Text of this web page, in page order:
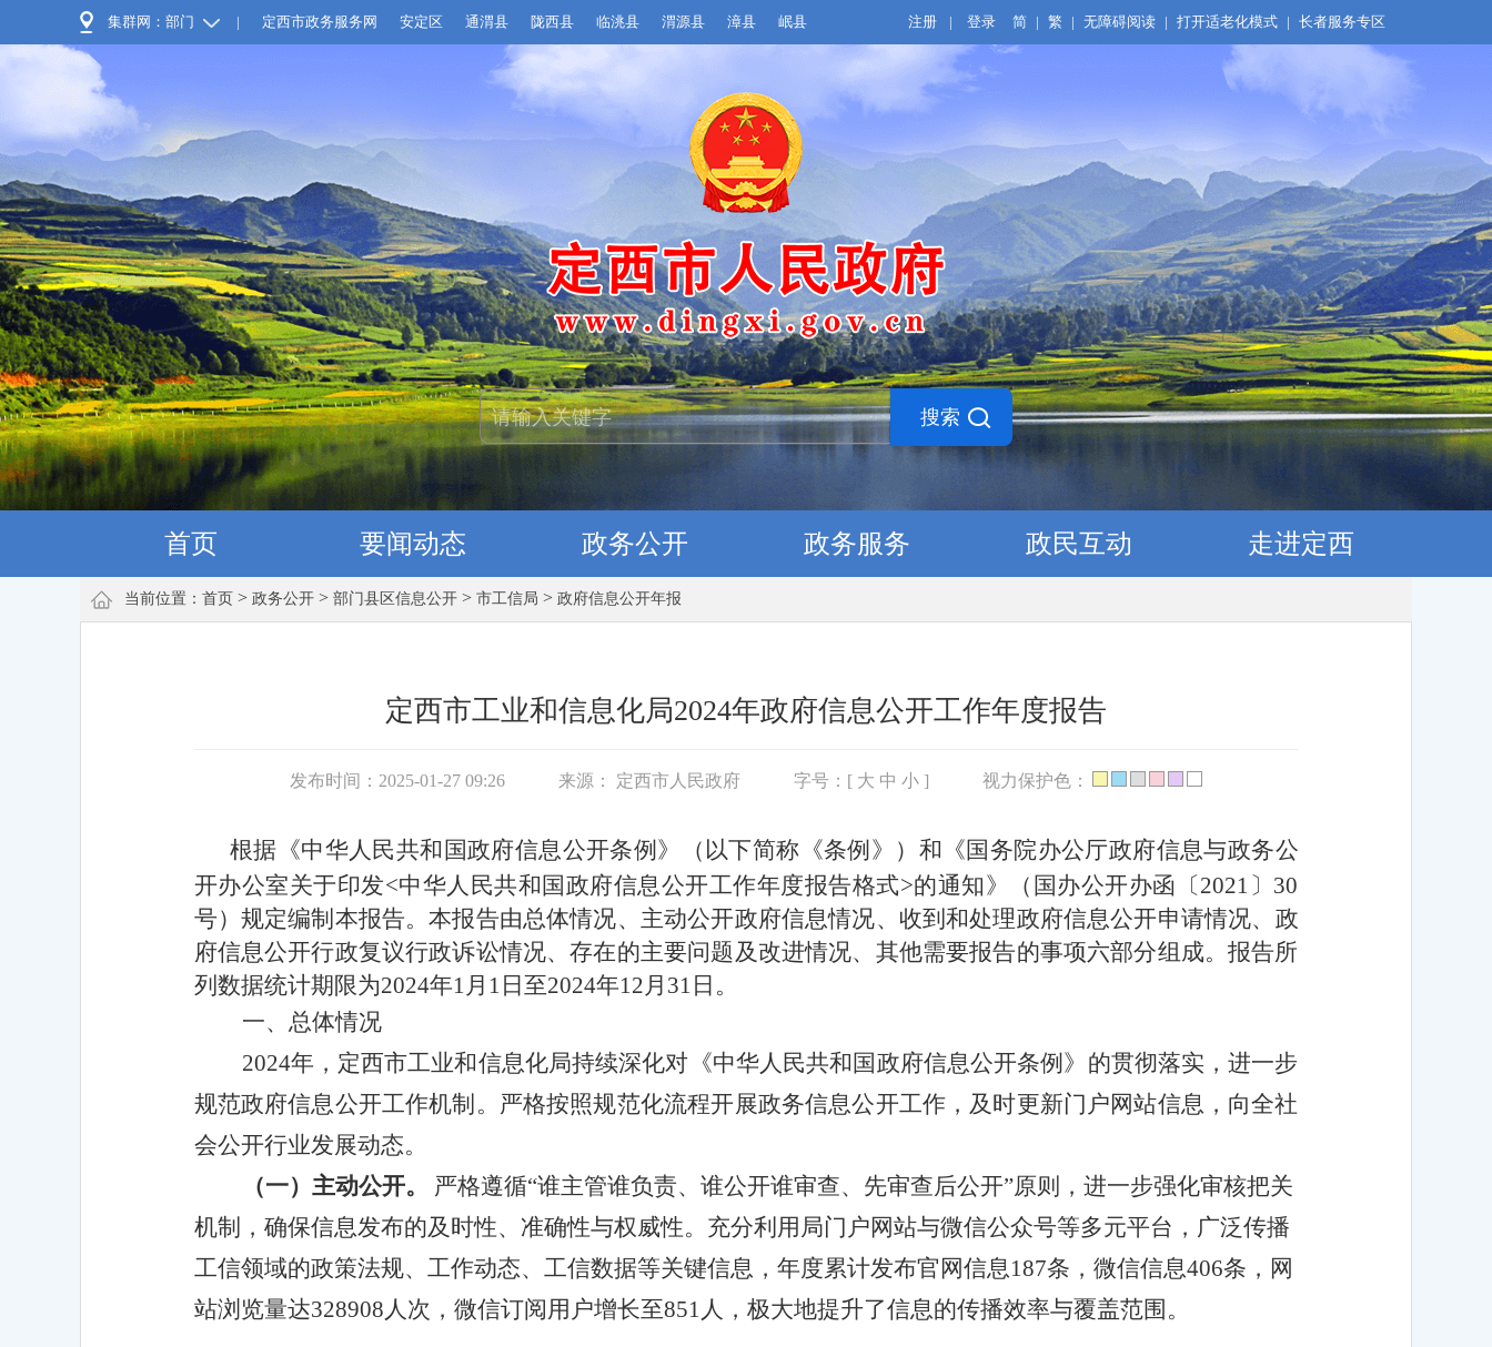
集群网：部门 | 定西市政务服务网 安定区 通渭县 陇西县 临洮县 渭源县 漳县 岷县 注册 | 登录 简 | 繁 | 无障碍阅读 | 打开适老化模式 | 长者服务专区
首页 要闻动态 政务公开 政务服务 政民互动 走进定西
当前位置： 首页 > 政务公开 > 部门县区信息公开 > 市工信局 > 政府信息公开年报
定西市工业和信息化局2024年政府信息公开工作年度报告
发布时间：2025-01-27 09:26 来源： 定西市人民政府 字号：[ 大 中 小 ] 视力保护色：
根据《中华人民共和国政府信息公开条例》（以下简称《条例》）和《国务院办公厅政府信息与政务公
开办公室关于印发<中华人民共和国政府信息公开工作年度报告格式>的通知》（国办公开办函〔2021〕30
号）规定编制本报告。本报告由总体情况、主动公开政府信息情况、收到和处理政府信息公开申请情况、政
府信息公开行政复议行政诉讼情况、存在的主要问题及改进情况、其他需要报告的事项六部分组成。报告所
列数据统计期限为2024年1月1日至2024年12月31日。
一、总体情况
2024年，定西市工业和信息化局持续深化对《中华人民共和国政府信息公开条例》的贯彻落实，进一步
规范政府信息公开工作机制。严格按照规范化流程开展政务信息公开工作，及时更新门户网站信息，向全社
会公开行业发展动态。
（一）主动公开。
严格遵循“谁主管谁负责、谁公开谁审查、先审查后公开”原则，进一步强化审核把关
机制，确保信息发布的及时性、准确性与权威性。充分利用局门户网站与微信公众号等多元平台，广泛传播
工信领域的政策法规、工作动态、工信数据等关键信息，年度累计发布官网信息187条，微信信息406条，网
站浏览量达328908人次，微信订阅用户增长至851人，极大地提升了信息的传播效率与覆盖范围。